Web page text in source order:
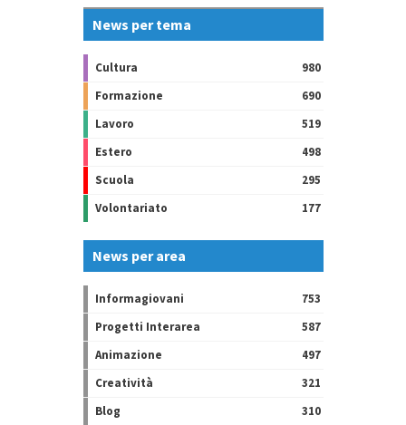
News per tema
Cultura
980
Formazione
690
Lavoro
519
Estero
498
Scuola
295
Volontariato
177
News per area
Informagiovani
753
Progetti Interarea
587
Animazione
497
Creatività
321
Blog
310